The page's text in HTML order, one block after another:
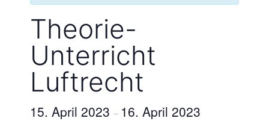
Theorie-
Unterricht
Luftrecht
15. April 2023 – 16. April 2023